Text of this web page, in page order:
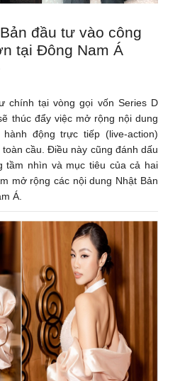
đầu tư vào công
tại Đông Nam Á
chính tại vòng gọi vốn Series D
thúc đẩy việc mở rộng nội dung
động trực tiếp (live-action)
cầu. Điều này cũng đánh dấu
tầm nhìn và mục tiêu của cả hai
mở rộng các nội dung Nhật Bản
Á.